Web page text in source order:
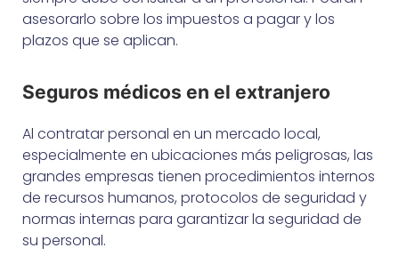
asesorarlo sobre los impuestos a pagar y los
plazos que se aplican.
Seguros médicos en el extranjero
Al contratar personal en un mercado local,
especialmente en ubicaciones más peligrosas, las
grandes empresas tienen procedimientos internos
de recursos humanos, protocolos de seguridad y
normas internas para garantizar la seguridad de
su personal.